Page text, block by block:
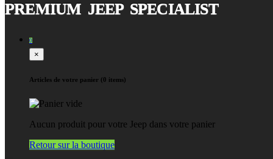
PREMIUM JEEP SPECIALIST
0
×
Articles de votre panier (0 items)
Aucun produit pour votre Jeep dans votre panier
Retour sur la boutique